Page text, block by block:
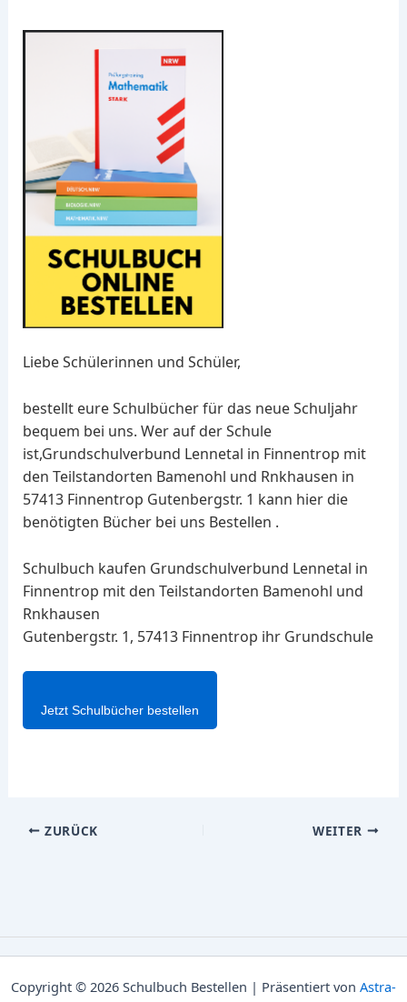
Liebe Schülerinnen und Schüler,
bestellt eure Schulbücher für das neue Schuljahr
bequem bei uns. Wer auf der Schule
ist,Grundschulverbund Lennetal in Finnentrop mit
den Teilstandorten Bamenohl und Rnkhausen in
57413 Finnentrop Gutenbergstr. 1 kann hier die
benötigten Bücher bei uns Bestellen .
Schulbuch kaufen Grundschulverbund Lennetal in
Finnentrop mit den Teilstandorten Bamenohl und
Rnkhausen
Gutenbergstr. 1, 57413 Finnentrop ihr Grundschule
Jetzt Schulbücher bestellen
ZURÜCK WEITER
Copyright © 2026 Schulbuch Bestellen | Präsentiert von Astra-